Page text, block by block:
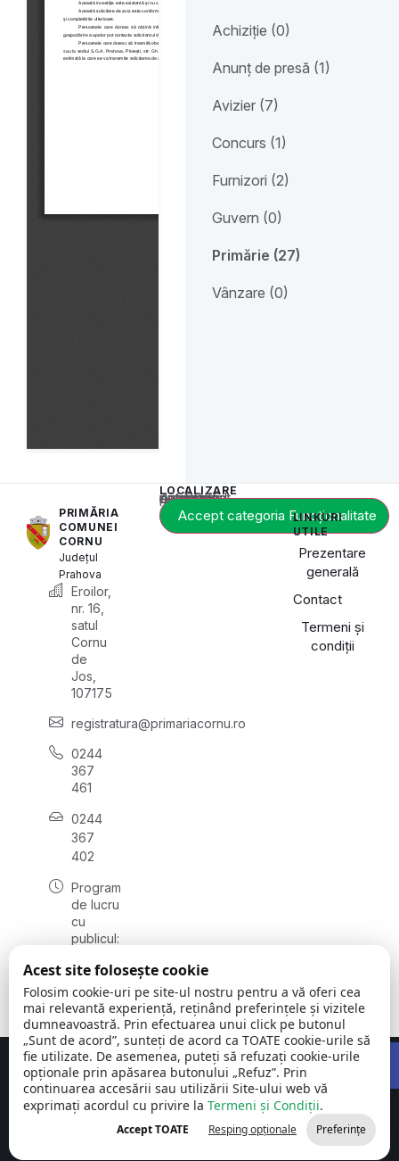
Achiziție (0)
Anunț de presă (1)
Avizier (7)
Concurs (1)
Furnizori (2)
Guvern (0)
Primărie (27)
Vânzare (0)
PRIMĂRIA
COMUNEI
CORNU
Județul
Prahova
Eroilor,
nr. 16,
satul
Cornu
de
Jos,
107175
registratura@primariacornu.ro
0244
367
461
0244
367
402
Program
de lucru
cu
publicul:
vineri
08:00 -
16:00
LOCALIZARE
Acest conținut este blocat până când acceptați categoria de cookie-uri necesară.
Accept categoria Funcționalitate
LINKURI
UTILE
Prezentare
generală
Contact
Termeni și
condiții
Comuna Cornu
| Județul
Prahova
©
2026
Toate
drepturile
rezervate
Concept realizat deBig Media Relații Publice SRL
Acest site folosește cookie
Folosim cookie-uri pe site-ul nostru pentru a vă oferi cea
mai relevantă experiență, reținând preferințele și vizitele
dumneavoastră. Prin efectuarea unui click pe butonul
„Sunt de acord”, sunteți de acord ca TOATE cookie-urile să
fie utilizate. De asemenea, puteți să refuzați cookie-urile
opționale prin apăsarea butonului „Refuz”. Prin
continuarea accesării sau utilizării Site-ului web vă
exprimați acordul cu privire la Termeni și Condiții.
Accept TOATE Resping opționale Preferințe